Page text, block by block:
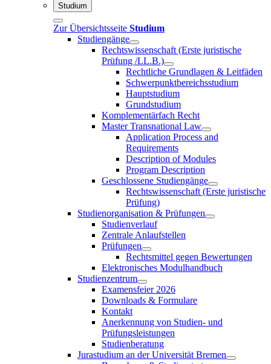
Studium
Zur Übersichtsseite Studium
Studiengänge
Rechtswissenschaft (Erste juristische
Prüfung /LL.B.)
Rechtliche Grundlagen & Leitfäden
Schwerpunktbereichsstudium
Hauptstudium
Grundstudium
Komplementärfach Recht
Master Transnational Law
Application Process and
Requirements
Description of Modules
Program Description
Geschlossene Studiengänge
Rechtswissenschaft (Erste juristische
Prüfung)
Studienorganisation & Prüfungen
Studienverlauf
Zentrale Anlaufstellen
Prüfungen
Rechtsmittel gegen Bewertungen
Elektronisches Modulhandbuch
Studienzentrum
Examensfeier 2026
Downloads & Formulare
Kontakt
Anerkennung von Studien- und
Prüfungsleistungen
Studienberatung
Jurastudium an der Universität Bremen